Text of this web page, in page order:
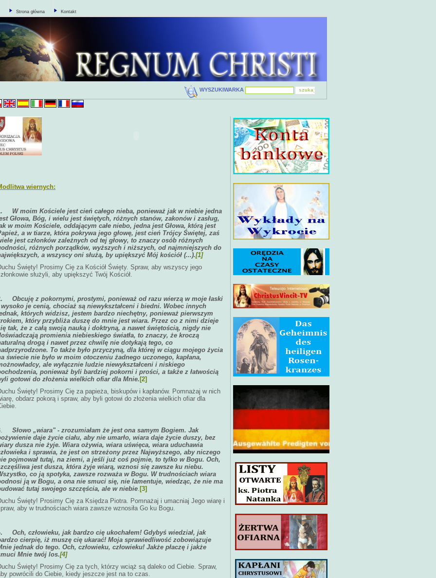
Strona główna Kontakt
WYSZUKIWARKA
wiernych:
W moim Kościele jest cień całego nieba, ponieważ jak w niebie jedna
Głowa, Bóg, i wielu jest świętych, różnych stanów, zakonów i zasług,
w moim Kościele, oddającym całe niebo, jedna jest Głowa, którą jest
a w tiarze, która pokrywa jego głowę, jest cień Trójcy Świętej, zaś
jest członków zależnych od tej głowy, to znaczy osób różnych
różnych porządków, wyższych i niższych, od najmniejszych do
a wszyscy oni służą, by upiększyć Mój kościół (...).[1]
Święty! Prosimy Cię za Kościół Święty. Spraw, aby wszyscy jego
służyli, aby upiększyć Twój Kościół.
Obcuję z pokornymi, prostymi, ponieważ od razu wierzą w moje łaski
je cenią, chociaż są niewykształceni i biedni. Wobec innych
których widzisz, jestem bardzo niechętny, ponieważ pierwszym
który przybliża duszę do mnie jest wiara. Przez co z nimi dzieje
tak, że z całą swoją nauką i doktryną, a nawet świętością, nigdy nie
promienia niebieskiego światła, to znaczy, że kroczą
drogą i nawet przez chwilę nie dotykają tego, co
To także było przyczyną, dla której w ciągu mojego życia
świecie nie było w moim otoczeniu żadnego uczonego, kapłana,
ale wyłącznie ludzie niewykształceni i niskiego
ponieważ byli bardziej pokorni i prości, a także z łatwością
gotowi do złożenia wielkich ofiar dla Mnie. [2]
Święty! Prosimy Cię za papieża, biskupów i kapłanów. Pomnażaj w nich
obdarz pokorą i spraw, aby byli gotowi do złożenia wielkich ofiar dla
Słowo „wiara" - zrozumiałam że jest ona samym Bogiem. Jak
daje życie ciału, aby nie umarło, wiara daje życie duszy, bez
dusza nie żyje. Wiara ożywia, wiara uświęca, wiara uduchawia
i sprawia, że jest on strzeżony przez Najwyższego, aby niczego
pojmował tutaj, na ziemi, a jeśli już coś pojmie, to tylko w Bogu. Och,
jest dusza, która żyje wiarą, wznosi się zawsze ku niebu.
co ją spotyka, zawsze rozważa w Bogu. W trudnościach wiara
ją w Bogu, a ona nie smuci się, nie lamentuje, wiedząc, że nie ma
tutaj swojego szczęścia, ale w niebie. [3]
Święty! Prosimy Cię za Księdza Piotra. Pomnażaj i umacniaj Jego wiarę i
aby w trudnościach wiara zawsze wznosiła Go ku Bogu.
Och, człowieku, jak bardzo cię ukochałem! Gdybyś wiedział, jak
cierpię, iż muszę cię ukarać! Moja sprawiedliwość zobowiązuje
jednak do tego. Och, człowieku, człowieku! Jakże płaczę i jakże
Mnie twój los.[4]
Święty! Prosimy Cię za tych, którzy wciąż są daleko od Ciebie. Spraw,
powrócili do Ciebie, kiedy jeszcze jest na to czas.